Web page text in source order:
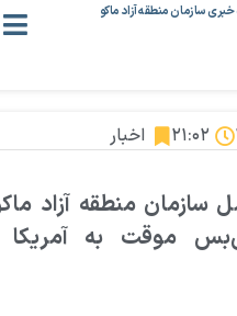
خبری سازمان منطقه آزاد ماکو
۲۱:۰۲ اخبار
سازمان منطقه آزاد
موقت به آمریکا